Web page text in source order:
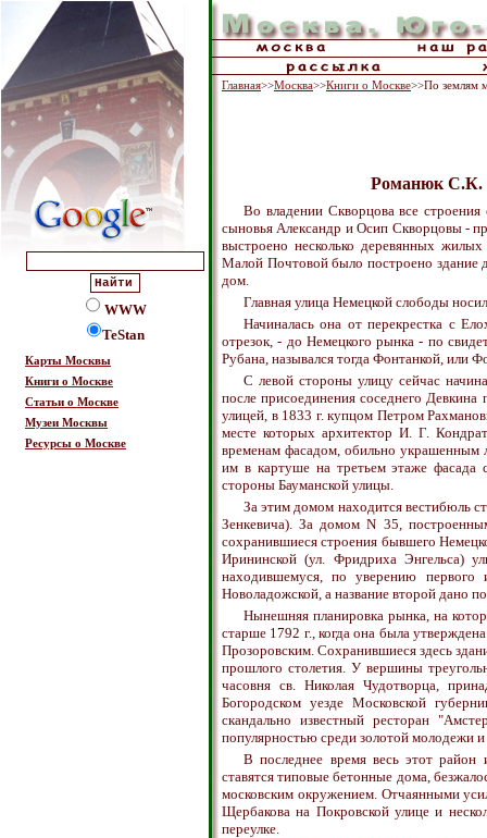
WWW
TeStan
Карты Москвы
Книги о Москве
Статьи о Москве
Музеи Москвы
Ресурсы о Москве
Главная>>Москва>>Книги о Москве>>По землям
Романюк С.К.
Во владении Скворцова все строения
сыновья Александр и Осип Скворцовы -
выстроено несколько деревянных
Малой Почтовой было построено здание
дом.
Главная улица Немецкой слободы
Начиналась она от перекрестка с
отрезок, - до Немецкого рынка - по
Рубана, назывался тогда Фонтанкой, или
С левой стороны улицу сейчас
после присоединения соседнего Девкина
улицей, в 1833 г. купцом Петром
месте которых архитектор И. Г.
временам фасадом, обильно украшенным
им в картуше на третьем этаже фасада
стороны Бауманской улицы.
За этим домом находится вестибюль
Зенкевича). За домом N 35,
сохранившиеся строения бывшего
Ирининской (ул. Фридриха Энгельса)
находившемуся, по уверению
Новоладожской, а название второй дано
Нынешняя планировка рынка, на
старше 1792 г., когда она была
Прозоровским. Сохранившиеся здесь
прошлого столетия. У вершины
часовня св. Николая Чудотворца,
Богородском уезде Московской
скандально известный ресторан
популярностью среди золотой молодежи и
В последнее время весь этот район
ставятся типовые бетонные дома,
московским окружением. Отчаянными
Щербакова на Покровской улице и
переулке.